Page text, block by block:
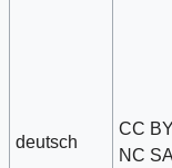
deutsch
CC
NC